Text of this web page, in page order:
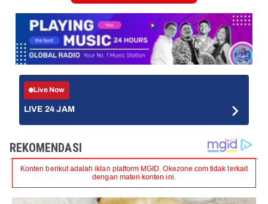
Live Now
LIVE 24 JAM